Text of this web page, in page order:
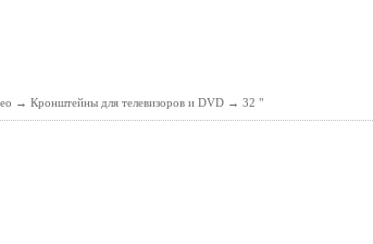
→ Кронштейны для телевизоров и DVD → 32 "